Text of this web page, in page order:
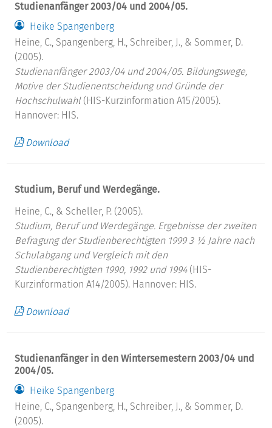
Studienanfänger 2003/04 und 2004/05.
Heike Spangenberg
Heine, C., Spangenberg, H., Schreiber, J., & Sommer, D.
(2005).
Studienanfänger 2003/04 und 2004/05. Bildungswege,
Motive der Studienentscheidung und Gründe der
Hochschulwahl(HIS-Kurzinformation A15/2005).
Hannover: HIS.
Download
Studium, Beruf und Werdegänge.
Heine, C., & Scheller, P. (2005).
Studium, Beruf und Werdegänge. Ergebnisse der zweiten
Befragung der Studienberechtigten 1999 3 ½ Jahre nach
Schulabgang und Vergleich mit den
Studienberechtigten 1990, 1992 und 1994(HIS-
Kurzinformation A14/2005). Hannover: HIS.
Download
Studienanfänger in den Wintersemestern 2003/04 und
2004/05.
Heike Spangenberg
Heine, C., Spangenberg, H., Schreiber, J., & Sommer, D.
(2005).